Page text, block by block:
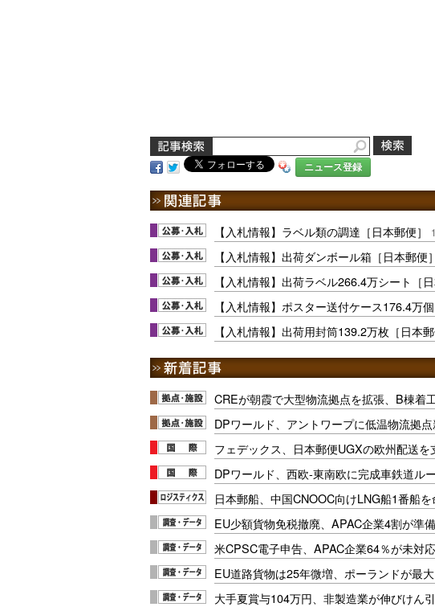
ニュース登録
【入札情報】ラベル類の調達［日本郵便］
【入札情報】出荷ダンボール箱［日本郵便］
【入札情報】出荷ラベル266.4万シート［日
【入札情報】ポスター送付ケース176.4万個
【入札情報】出荷用封筒139.2万枚［日本郵
CREが朝霞で大型物流拠点を拡張、B棟着
DPワールド、アントワープに低温物流拠
フェデックス、日本郵便UGXの欧州配送を
DPワールド、西欧-東南欧に完成車鉄道ル
日本郵船、中国CNOOC向けLNG船1番船を
EU少額貨物免税撤廃、APAC企業4割が準
米CPSC電子申告、APAC企業64％が未対応
EU道路貨物は25年微増、ポーランドが最大
大手夏賞与104万円、非製造業が伸びけん引